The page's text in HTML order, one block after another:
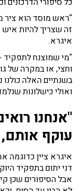
"ראש מוסד הוא ציר
זה שצריך להיות
איגרא.
"מי שמוצנח
וחצי, או במקרה של
בשנתיים האלה
ואולי כישלונות
"אנחנו
עוקף אותם,
איגרא ציין כדוגמה
דני יתום בתפקיד
אבל הסיפורים שכן